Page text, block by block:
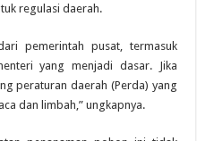
regulasi daerah.
pemerintah pusat, termasuk
yang menjadi dasar. Jika
peraturan daerah (Perda) yang
dan limbah,” ungkapnya.